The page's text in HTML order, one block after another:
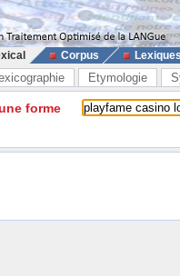
Corpus
Etymologie
forme